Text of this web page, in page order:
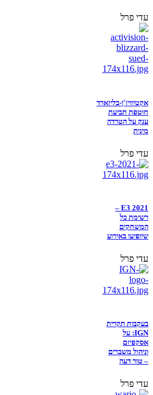
עדי פרל
אקטיוויז'ן-בליזארד
חוטפת תביעת
ענק על הטרדה
מינית
עדי פרל
E3 2021 –
רשימת כל
המשחקים
שיופיעו באירוע
עדי פרל
בעקבות תקרית
IGN: על
אסקפיזם
וניהול משברים
– טור דעה
עדי פרל